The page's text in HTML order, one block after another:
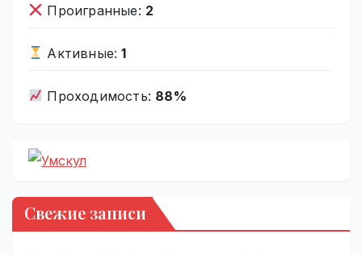
Проигранные: 2
Активные:1
Проходимость: 88%
Свежие записи